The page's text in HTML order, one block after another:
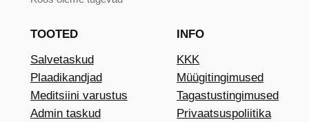
TOOTED
Salvetaskud
Plaadikandjad
Meditsiini varustus
Admin taskud
INFO
KKK
Müügitingimused
Tagastustingimused
Privaatsuspoliitika